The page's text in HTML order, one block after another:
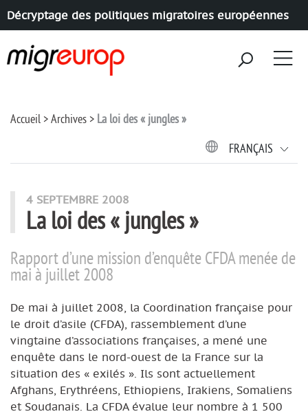
Décryptage des politiques migratoires européennes
Accueil Archives
La loi des « jungles »
FRANÇAIS
4 SEPTEMBRE 2008
La loi des « jungles »
Rapport d’une mission d’enquête CFDA menée de
mai à juillet 2008
De mai à juillet 2008, la Coordination française pour
le droit d’asile (CFDA), rassemblement d’une
vingtaine d’associations françaises, a mené une
enquête dans le nord-ouest de la France sur la
situation des « exilés ». Ils sont actuellement
Afghans, Erythréens, Ethiopiens, Irakiens, Somaliens
et Soudanais. La CFDA évalue leur nombre à 1 500